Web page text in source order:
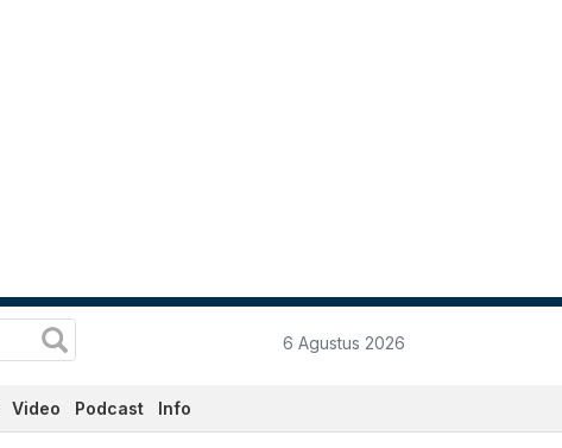
6 Agustus 2026
Video Podcast Info